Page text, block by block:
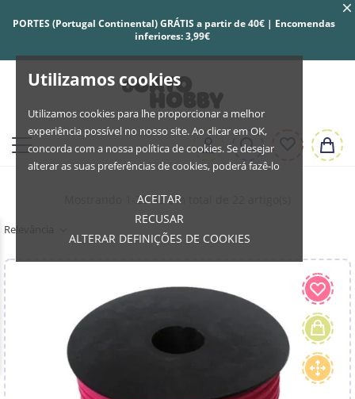
Utilizamos cookies
Utilizamos cookies para lhe proporcionar a melhor
experiência possível no nosso site. Ao clicar em OK,
concorda com a nossa política de cookies. Se desejar
alterar as suas preferências de cookies, poderá fazê-lo
ACEITAR
RECUSAR
ALTERAR DEFINIÇÕES DE COOKIES
PORTES (Portugal Continental) GRÁTIS a partir de 40€ | Encomendas
inferiores: 3,99€
Relevância
Mostrando 1-22 de um total de 22 artigo(s)